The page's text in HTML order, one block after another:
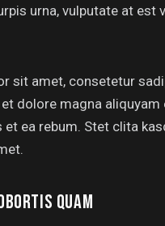
urna, vulputate at est
sit amet, consetetur
dolore magna
ea rebum. Stet clita
QUAM